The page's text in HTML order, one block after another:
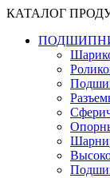
КАТАЛОГ